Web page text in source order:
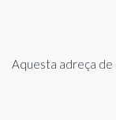
Aquesta adreça de